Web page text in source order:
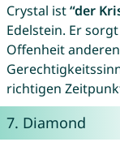
Crystal ist“der
Edelstein. Er
Offenheit
richtigen
7. Diamond